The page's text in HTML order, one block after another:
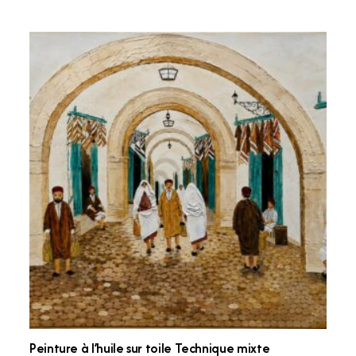
Peinture à l’huile sur toile Technique mixte